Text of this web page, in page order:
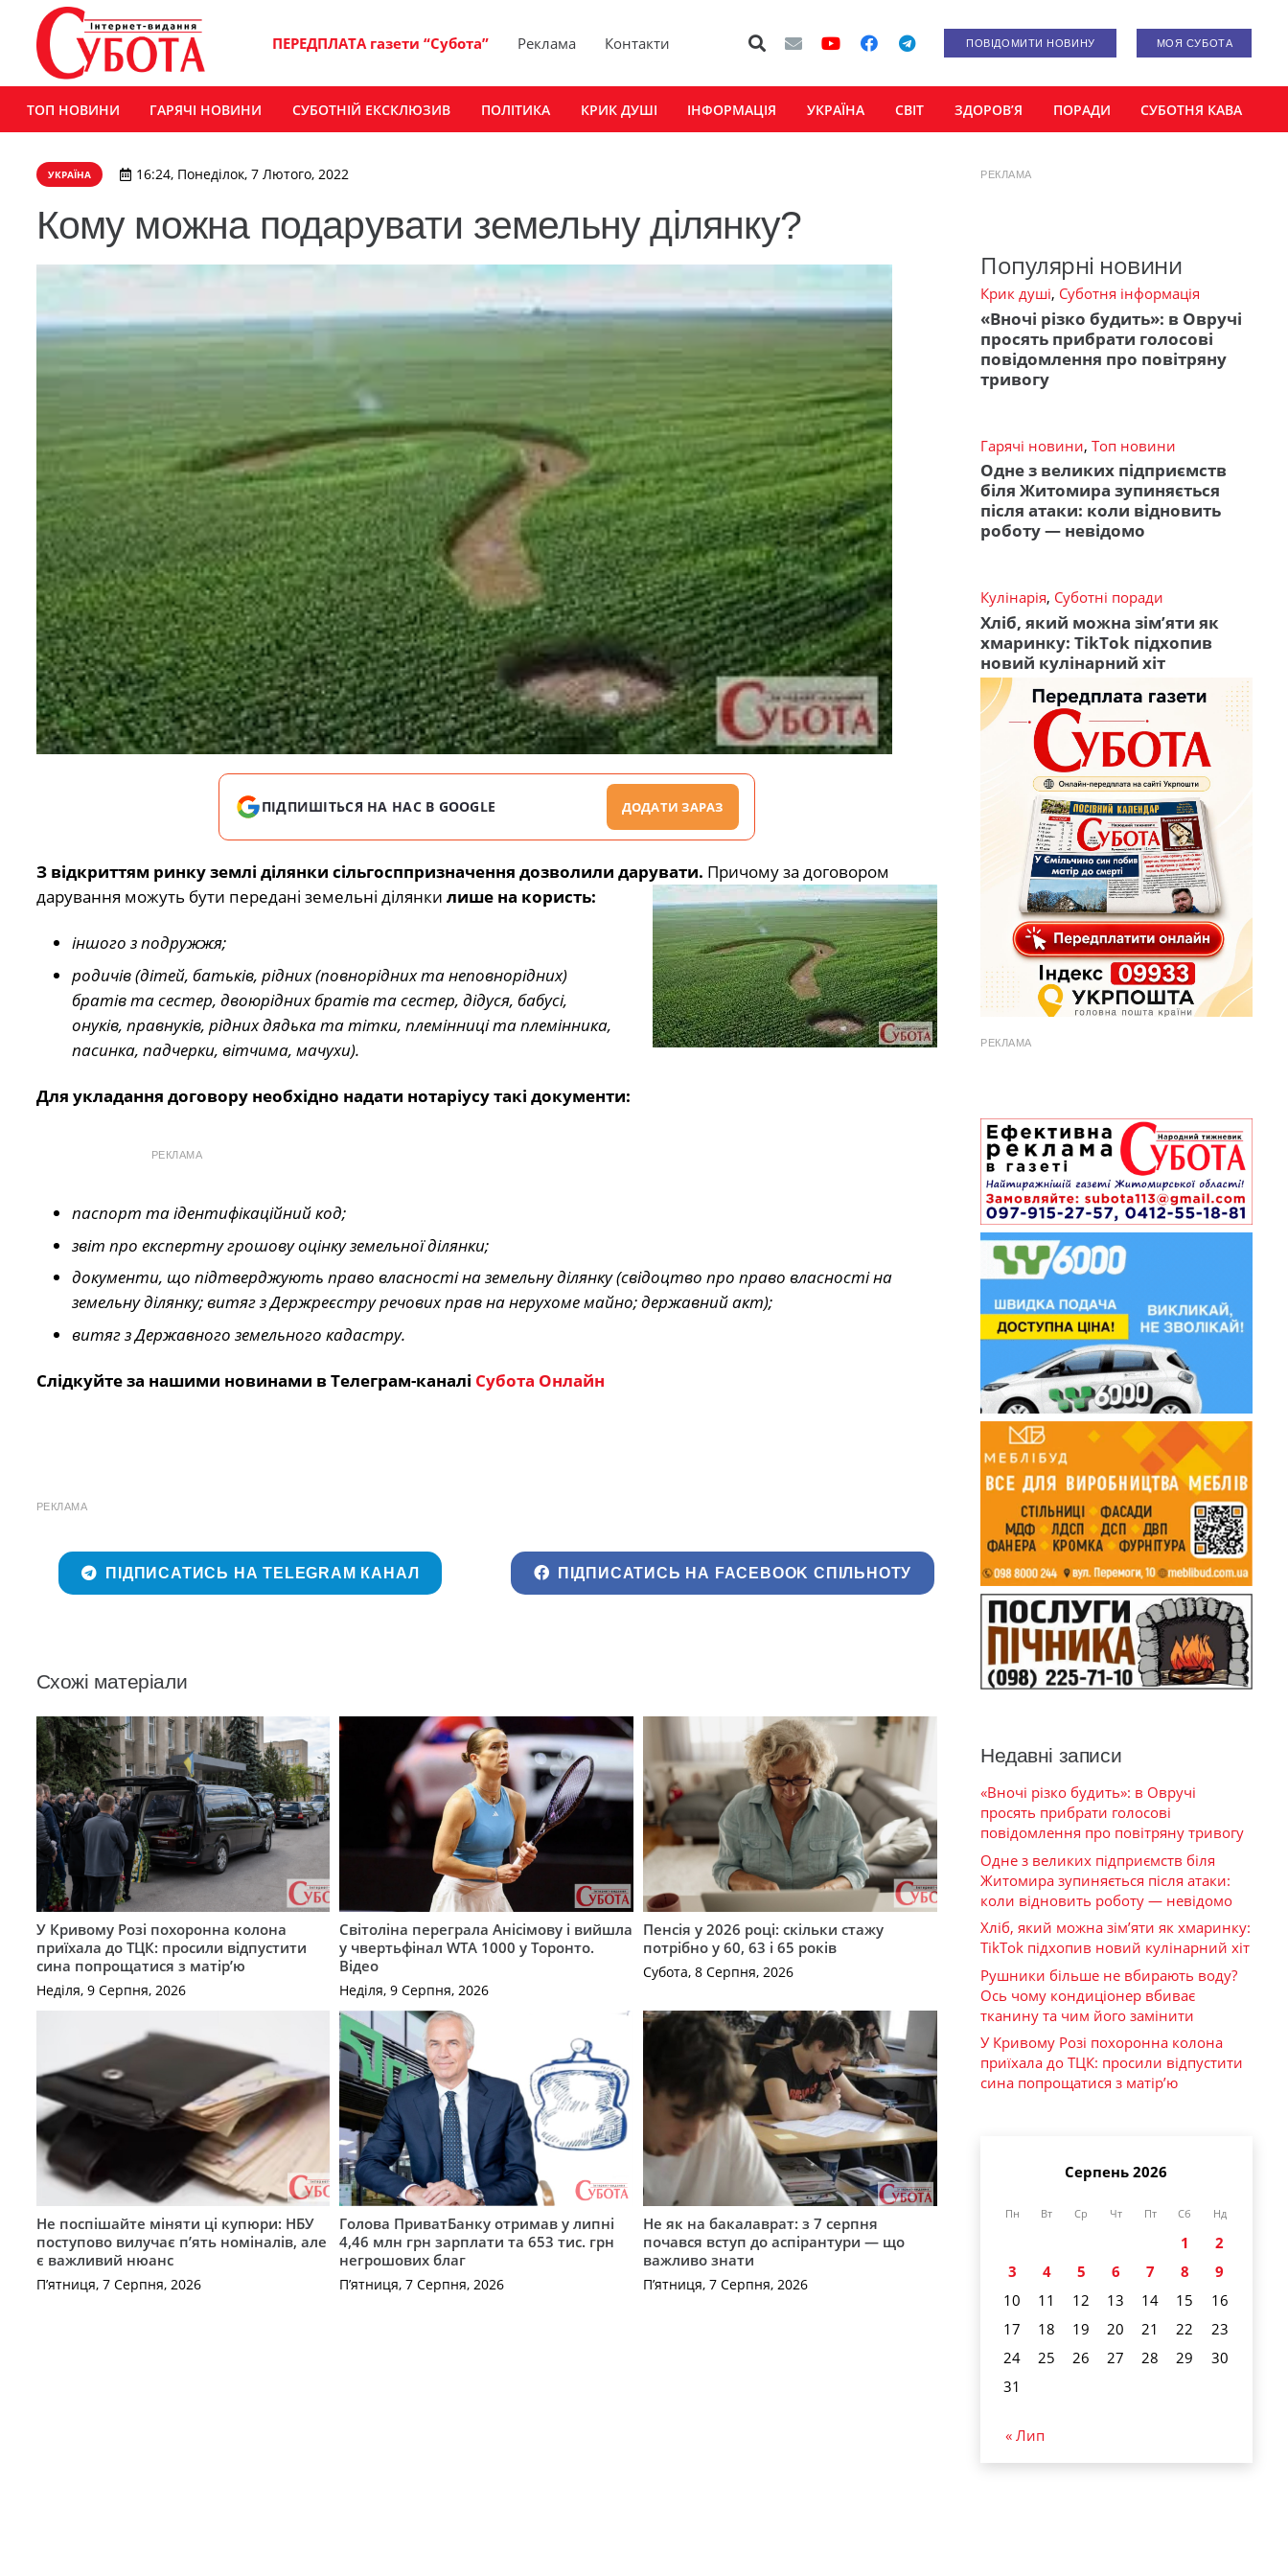
ПЕРЕДПЛАТА газети “Субота” Реклама Контакти ПОВІДОМИТИ НОВИНУ МОЯ СУБОТА
ТОП НОВИНИ ГАРЯЧІ НОВИНИ СУБОТНІЙ ЕКСКЛЮЗИВ ПОЛІТИКА КРИК ДУШІ ІНФОРМАЦІЯ УКРАЇНА СВІТ ЗДОРОВ’Я ПОРАДИ СУБОТНЯ КАВА
УКРАЇНА 16:24, Понеділок, 7 Лютого, 2022
Кому можна подарувати земельну ділянку?
ПІДПИШІТЬСЯ НА НАС В GOOGLE ДОДАТИ ЗАРАЗ
З відкриттям ринку землі ділянки сільгосппризначення дозволили дарувати. Причому за договором
дарування можуть бути передані земельні ділянки лише на користь:
іншого з подружжя;
родичів (дітей, батьків, рідних (повнорідних та неповнорідних)
братів та сестер, двоюрідних братів та сестер, дідуся, бабусі,
онуків, правнуків, рідних дядька та тітки, племінниці та племінника,
пасинка, падчерки, вітчима, мачухи).
Для укладання договору необхідно надати нотаріусу такі документи:
РЕКЛАМА
паспорт та ідентифікаційний код;
звіт про експертну грошову оцінку земельної ділянки;
документи, що підтверджують право власності на земельну ділянку (свідоцтво про право власності на
земельну ділянку; витяг з Держреєстру речових прав на нерухоме майно; державний акт);
витяг з Державного земельного кадастру.
Слідкуйте за нашими новинами в Телеграм-каналі Субота Онлайн
РЕКЛАМА
ПІДПИСАТИСЬ НА TELEGRAM КАНАЛ ПІДПИСАТИСЬ НА FACEBOOK СПІЛЬНОТУ
Схожі матеріали
У Кривому Розі похоронна колона
приїхала до ТЦК: просили відпустити
сина попрощатися з матір’ю
Неділя, 9 Серпня, 2026
Світоліна переграла Анісімову і вийшла
у чвертьфінал WTA 1000 у Торонто.
Відео
Неділя, 9 Серпня, 2026
Пенсія у 2026 році: скільки стажу
потрібно у 60, 63 і 65 років
Субота, 8 Серпня, 2026
Не поспішайте міняти ці купюри: НБУ
поступово вилучає п’ять номіналів, але
є важливий нюанс
П’ятниця, 7 Серпня, 2026
Голова ПриватБанку отримав у липні
4,46 млн грн зарплати та 653 тис. грн
негрошових благ
П’ятниця, 7 Серпня, 2026
Не як на бакалаврат: з 7 серпня
почався вступ до аспірантури — що
важливо знати
П’ятниця, 7 Серпня, 2026
РЕКЛАМА
Популярні новини
Крик душі, Суботня інформація
«Вночі різко будить»: в Овручі
просять прибрати голосові
повідомлення про повітряну
тривогу
Гарячі новини, Топ новини
Одне з великих підприємств
біля Житомира зупиняється
після атаки: коли відновить
роботу — невідомо
Кулінарія, Суботні поради
Хліб, який можна зім’яти як
хмаринку: TikTok підхопив
новий кулінарний хіт
РЕКЛАМА
Недавні записи
«Вночі різко будить»: в Овручі
просять прибрати голосові
повідомлення про повітряну тривогу
Одне з великих підприємств біля
Житомира зупиняється після атаки:
коли відновить роботу — невідомо
Хліб, який можна зім’яти як хмаринку:
TikTok підхопив новий кулінарний хіт
Рушники більше не вбирають воду?
Ось чому кондиціонер вбиває
тканину та чим його замінити
У Кривому Розі похоронна колона
приїхала до ТЦК: просили відпустити
сина попрощатися з матір’ю
Серпень 2026
Пн Вт Ср Чт Пт Сб Нд
1
2
3
4 5 6 7 8
9
10
11 12 13 14 15
16
17
18 19 20 21 22
23
24
25 26 27 28 29
30
31
« Лип